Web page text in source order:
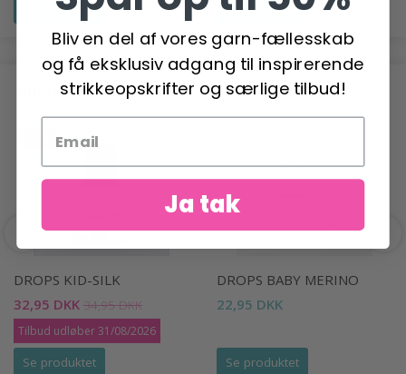
Se produktet Se produktet
ANBEFALET TIL DIG
DROPS KID-SILK
32,95 DKK 34,95 DKK
Tilbud udløber 31/08/2026
Se produktet
DROPS BABY MERINO
22,95 DKK
Se produktet
Bliv en del af vores garn-fællesskab
og få eksklusiv adgang til inspirerende
strikkeopskrifter og særlige tilbud!
Ja tak